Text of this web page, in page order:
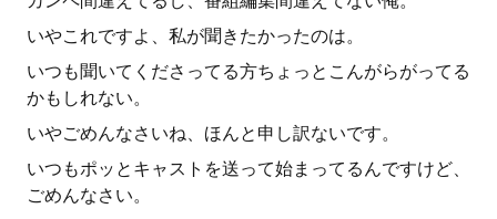
いやこれですよ、私が聞きたかったのは。
いつも聞いてくださってる方ちょっとこんがらがってる
かもしれない。
いやごめんなさいね、ほんと申し訳ないです。
いつもポッとキャストを送って始まってるんですけど、
ごめんなさい。